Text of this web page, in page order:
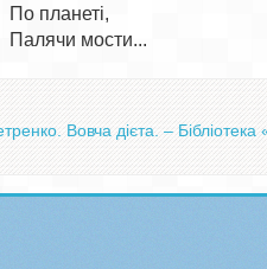
По планеті,
Вовча дієта. –